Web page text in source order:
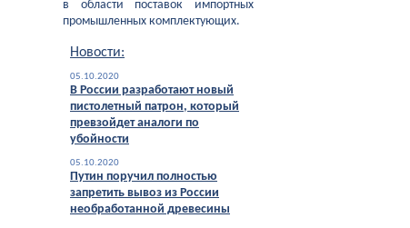
в области поставок импортных
промышленных комплектующих.
Новости:
05.10.2020
В России разработают новый
пистолетный патрон, который
превзойдет аналоги по
убойности
05.10.2020
Путин поручил полностью
запретить вывоз из России
необработанной древесины